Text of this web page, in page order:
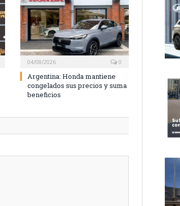
04/08/2026 0
Argentina: Honda mantiene
congelados sus precios y suma
beneficios